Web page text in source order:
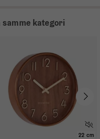
kategori
22 cm